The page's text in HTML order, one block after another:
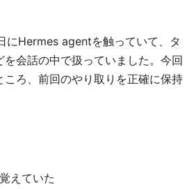
にHermes agentを触っていて、タ
会話の中で扱っていました。今回
ころ、前回のやり取りを正確に保持
えていた